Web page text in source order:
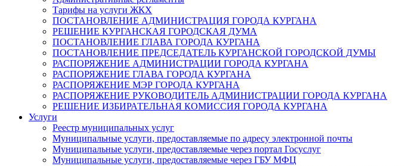
Тарифы на услуги ЖКХ
ПОСТАНОВЛЕНИЕ АДМИНИСТРАЦИЯ ГОРОДА КУРГАНА
РЕШЕНИЕ КУРГАНСКАЯ ГОРОДСКАЯ ДУМА
ПОСТАНОВЛЕНИЕ ГЛАВА ГОРОДА КУРГАНА
ПОСТАНОВЛЕНИЕ ПРЕДСЕДАТЕЛЬ КУРГАНСКОЙ ГОРОДСКОЙ ДУМЫ
РАСПОРЯЖЕНИЕ АДМИНИСТРАЦИИ ГОРОДА КУРГАНА
РАСПОРЯЖЕНИЕ ГЛАВА ГОРОДА КУРГАНА
РАСПОРЯЖЕНИЕ МЭР ГОРОДА КУРГАНА
РАСПОРЯЖЕНИЕ РУКОВОДИТЕЛЬ АДМИНИСТРАЦИИ ГОРОДА КУРГАНА
РЕШЕНИЕ ИЗБИРАТЕЛЬНАЯ КОМИССИЯ ГОРОДА КУРГАНА
Услуги
Реестр муниципальных услуг
Муниципальные услуги, предоставляемые по адресу электронной почты
Муниципальные услуги, предоставляемые через портал Госуслуг
Муниципальные услуги, предоставляемые через ГБУ МФЦ